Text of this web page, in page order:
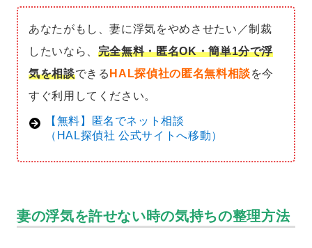
あなたがもし、妻に浮気をやめさせたい／制裁
したいなら、 完全無料・匿名OK・簡単1分で浮
気を相談できる HAL探偵社の匿名無料相談を今
すぐ利用してください。
【無料】匿名でネット相談
（HAL探偵社 公式サイトへ移動）
妻の浮気を許せない時の気持ちの整理方法